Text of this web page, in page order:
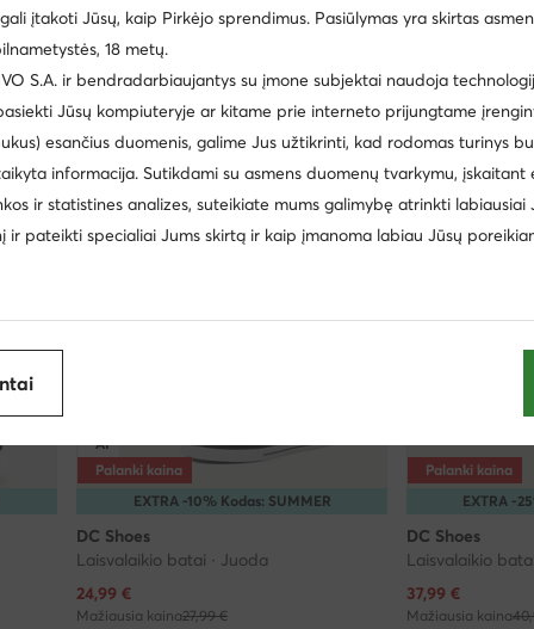
Laisvalaikio batai · Juoda
Dabartinė kaina
57,99€
Laisvalaikio batai
EXTRA -10% Kodas: SUMMER
AI
Palanki kaina
DC Shoes
Laisvalaikio batai · Juoda
Dabartinė kaina
24,99 €
Mažiausia kaina27,99 €
EXTRA -
Palanki kaina
DC Shoes
Laisvalaikio
Dabartinė kaina
37,99 €
Mažiausia kaina
įtakoti Jūsų, kaip Pirkėjo sprendimus. Pasiūlymas yra skirtas
18 metų.
S.A. ir bendradarbiaujantys su įmone subjektai naudoja
Jūsų kompiuteryje ar kitame prie interneto prijungtame
esančius duomenis, galime Jus užtikrinti, kad rodomas turinys
informacija. Sutikdami su asmens duomenų tvarkymu, įskaitant
ir statistines analizes, suteikiate mums galimybę atrinkti labiausiai
ir pateikti specialiai Jums skirtą ir kaip įmanoma labiau Jūsų